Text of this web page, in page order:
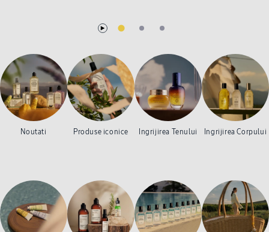
Noutati Produse iconice Ingrijirea Tenului Ingrijirea Corpului